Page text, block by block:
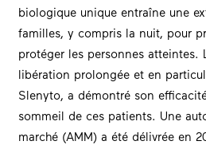
biologique unique entraîne une
familles, y compris la nuit, pour
protéger les personnes atteintes.
libération prolongée et en
Slenyto, a démontré son
sommeil de ces patients. Une
marché (AMM) a été délivrée en